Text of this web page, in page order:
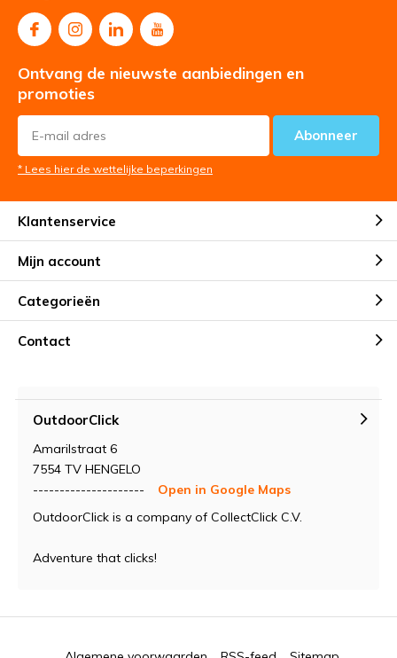
Ontvang de nieuwste aanbiedingen en
promoties
Abonneer
* Lees hier de wettelijke beperkingen
Klantenservice
Mijn account
Categorieën
Contact
OutdoorClick
Amarilstraat 6
7554 TV HENGELO
---------------------
Open in Google Maps
OutdoorClick is a company of CollectClick C.V.
Adventure that clicks!